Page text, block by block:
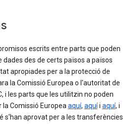
escrits entre parts que poden
des de certs països a països
apropiades per a la protecció de
la Comissió Europea o l'autoritat de
i les parts que les utilitzin no poden
Comissió Europeaaquí, aquíi aquí, i
s'han aprovat per a les transferències